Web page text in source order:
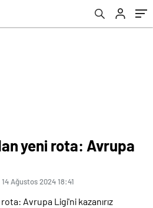
yeni rota: Avrupa
14 Ağustos 2024 18:41